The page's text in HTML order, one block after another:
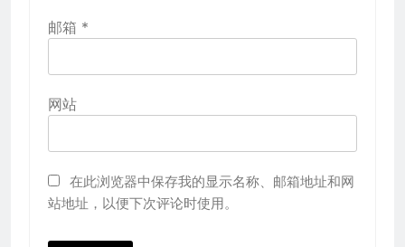
邮箱 *
网站
在此浏览器中保存我的显示名称、邮箱地址和网
站地址，以便下次评论时使用。